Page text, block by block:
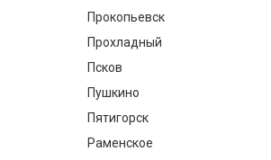
Прокопьевск
Прохладный
Псков
Пушкино
Пятигорск
Раменское